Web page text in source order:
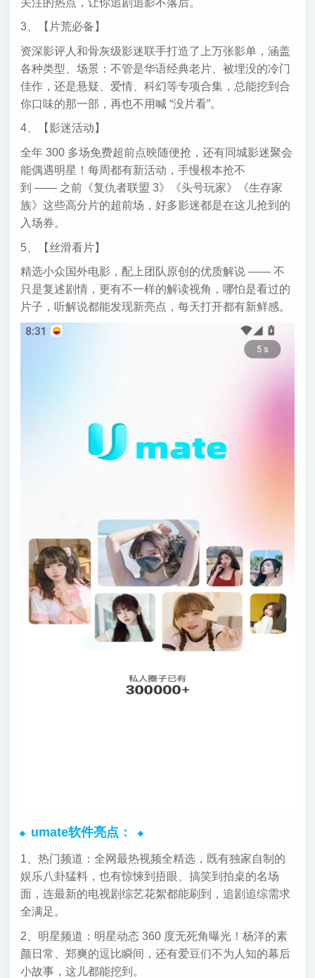
3、【片荒必备】
资深影评人和骨灰级影迷联手打造了上万张影单，涵盖
各种类型、场景：不管是华语经典老片、被埋没的冷门
佳作，还是悬疑、爱情、科幻等专项合集，总能挖到合
你口味的那一部，再也不用喊 “没片看”。
4、【影迷活动】
全年 300 多场免费超前点映随便抢，还有同城影迷聚会
能偶遇明星！每周都有新活动，手慢根本抢不
到 —— 之前《复仇者联盟 3》《头号玩家》《生存家
族》这些高分片的超前场，好多影迷都是在这儿抢到的
入场券。
5、【丝滑看片】
精选小众国外电影，配上团队原创的优质解说 —— 不
只是复述剧情，更有不一样的解读视角，哪怕是看过的
片子，听解说都能发现新亮点，每天打开都有新鲜感。
umate软件亮点：
1、热门频道：全网最热视频全精选，既有独家自制的
娱乐八卦猛料，也有惊悚到捂眼、搞笑到拍桌的名场
面，连最新的电视剧综艺花絮都能刷到，追剧追综需求
全满足。
2、明星频道：明星动态 360 度无死角曝光！杨洋的素
颜日常、郑爽的逗比瞬间，还有爱豆们不为人知的幕后
小故事，这儿都能挖到。